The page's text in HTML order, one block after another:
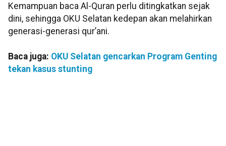
Kemampuan baca Al-Quran perlu ditingkatkan sejak
dini, sehingga OKU Selatan kedepan akan melahirkan
generasi-generasi qur’ani.
Baca juga: OKU Selatan gencarkan Program Genting
tekan kasus stunting